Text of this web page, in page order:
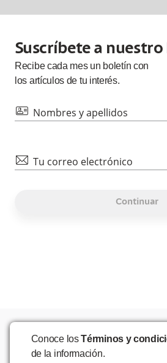
Suscríbete a
Recibe cada mesun boletín con
los artículos de tu interés.
id Nombres y apellidos
mail Tu correo electrónico
Continuar
Conoce losTérminos y
de la información.